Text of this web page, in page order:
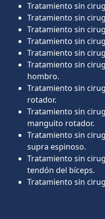
Tratamiento sin
Tratamiento sin
Tratamiento sin
Tratamiento sin
Tratamiento sin
Tratamiento sin
hombro.
Tratamiento sin
rotador.
Tratamiento sin
manguito rotador.
Tratamiento sin
supra espinoso.
Tratamiento sin
tendón del bíceps.
Tratamiento sin